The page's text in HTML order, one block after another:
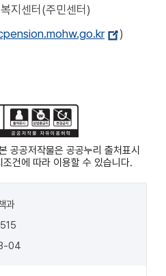
지센터(주민센터)
)
공공저작물은 공공누리 출처표시
조건에 따라 이용할 수 있습니다.
과
04